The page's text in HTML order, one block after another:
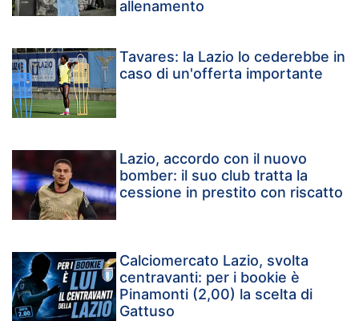
allenamento
Tavares: la Lazio lo cederebbe in
caso di un'offerta importante
Lazio, accordo con il nuovo
bomber: il suo club tratta la
cessione in prestito con riscatto
Calciomercato Lazio, svolta
centravanti: per i bookie è
Pinamonti (2,00) la scelta di
Gattuso